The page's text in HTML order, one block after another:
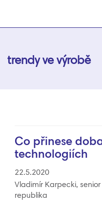
trendy ve výrobě
Co přinese
technologiích
22.5.2020
Vladimír Karpecki,
republika